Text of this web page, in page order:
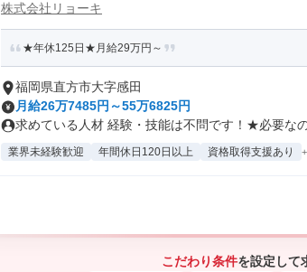
株式会社リョーキ
★年休125日★月給29万円～
福岡県直方市大字感田
月給26万7485円～55万6825円
求めている人材 経験・技能は不問です！★必要な
業界未経験歓迎 年間休日120日以上 資格取得支援あり
こだわり条件を設定して